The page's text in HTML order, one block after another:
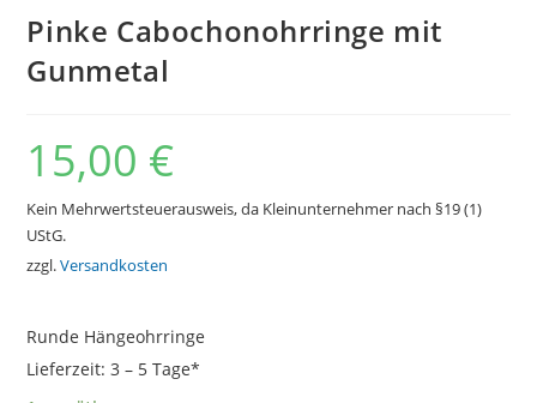
Pinke Cabochonohrringe mit
Gunmetal
15,00 €
Kein Mehrwertsteuerausweis, da Kleinunternehmer nach §19 (1)
UStG.
zzgl.Versandkosten
Runde Hängeohrringe
Lieferzeit:3 – 5 Tage*